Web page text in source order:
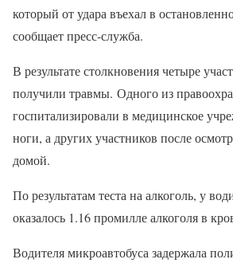
который от удара въехал в
сообщает пресс-служба.
В результате столкновения четыре
получили травмы. Одного из
госпитализировали в медицинское
ноги, а других участников после
домой.
По результатам теста на алкоголь, у
оказалось 1.16 промилле алкоголя в
Водителя микроавтобуса задержала